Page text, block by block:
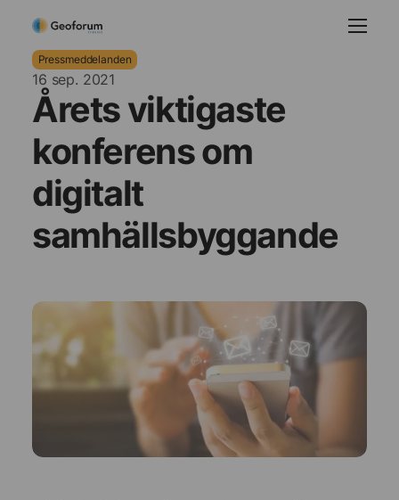
Pressmeddelanden
16 sep. 2021
Årets viktigaste
konferens om
digitalt
samhällsbyggande